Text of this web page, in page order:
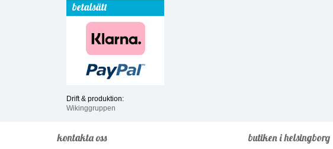
betalsätt
Drift & produktion:
Wikinggruppen
kontakta oss butiken i helsingborg